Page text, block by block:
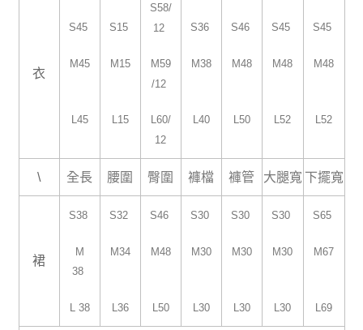
衣
S45
M45
L45
S15
M15
L15
S58/
12
M59
/12
L60/
12
S36
M38
L40
S46
M48
L50
S45
M48
L52
S45
M48
L52
\ 全長 腰圍 臀圍 褲檔 褲管 大腿寬 下擺寬
裙
S38
M
38
L 38
S32
M34
L36
S46
M48
L50
S30
M30
L30
S30
M30
L30
S30
M30
L30
S65
M67
L69